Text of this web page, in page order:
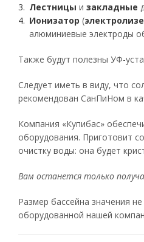
Лестницы и закладные
Ионизатор (
алюминиевые электроды
Также будут полезны УФ-
Следует иметь в виду, что
рекомендован СанПиНом в
Компания «Купибас»
оборудования. Приготовит
очистку воды: она будет
Вам останется только
Размер бассейна значения
оборудованной нашей